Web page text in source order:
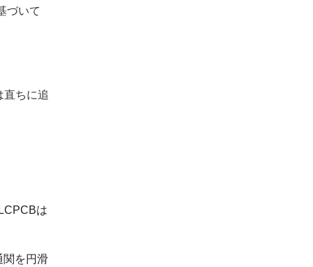
づいて
ちに追
は
関を円滑